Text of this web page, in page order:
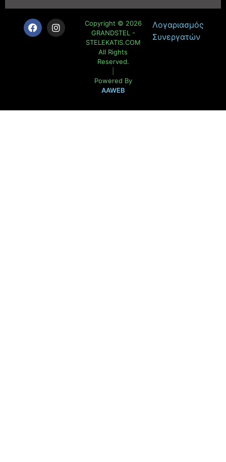
Copyright © 2026
GRANDSTEL -
STELEKATIS.COM
All Rights
Reserved.
Powered By
AAWEB
Λογαριασμός
Συνεργατών